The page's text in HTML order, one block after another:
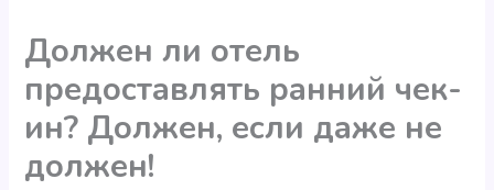
Должен ли отель
предоставлять ранний чек-
ин? Должен, если даже не
должен!